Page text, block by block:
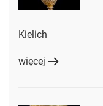
Kielich
więcej